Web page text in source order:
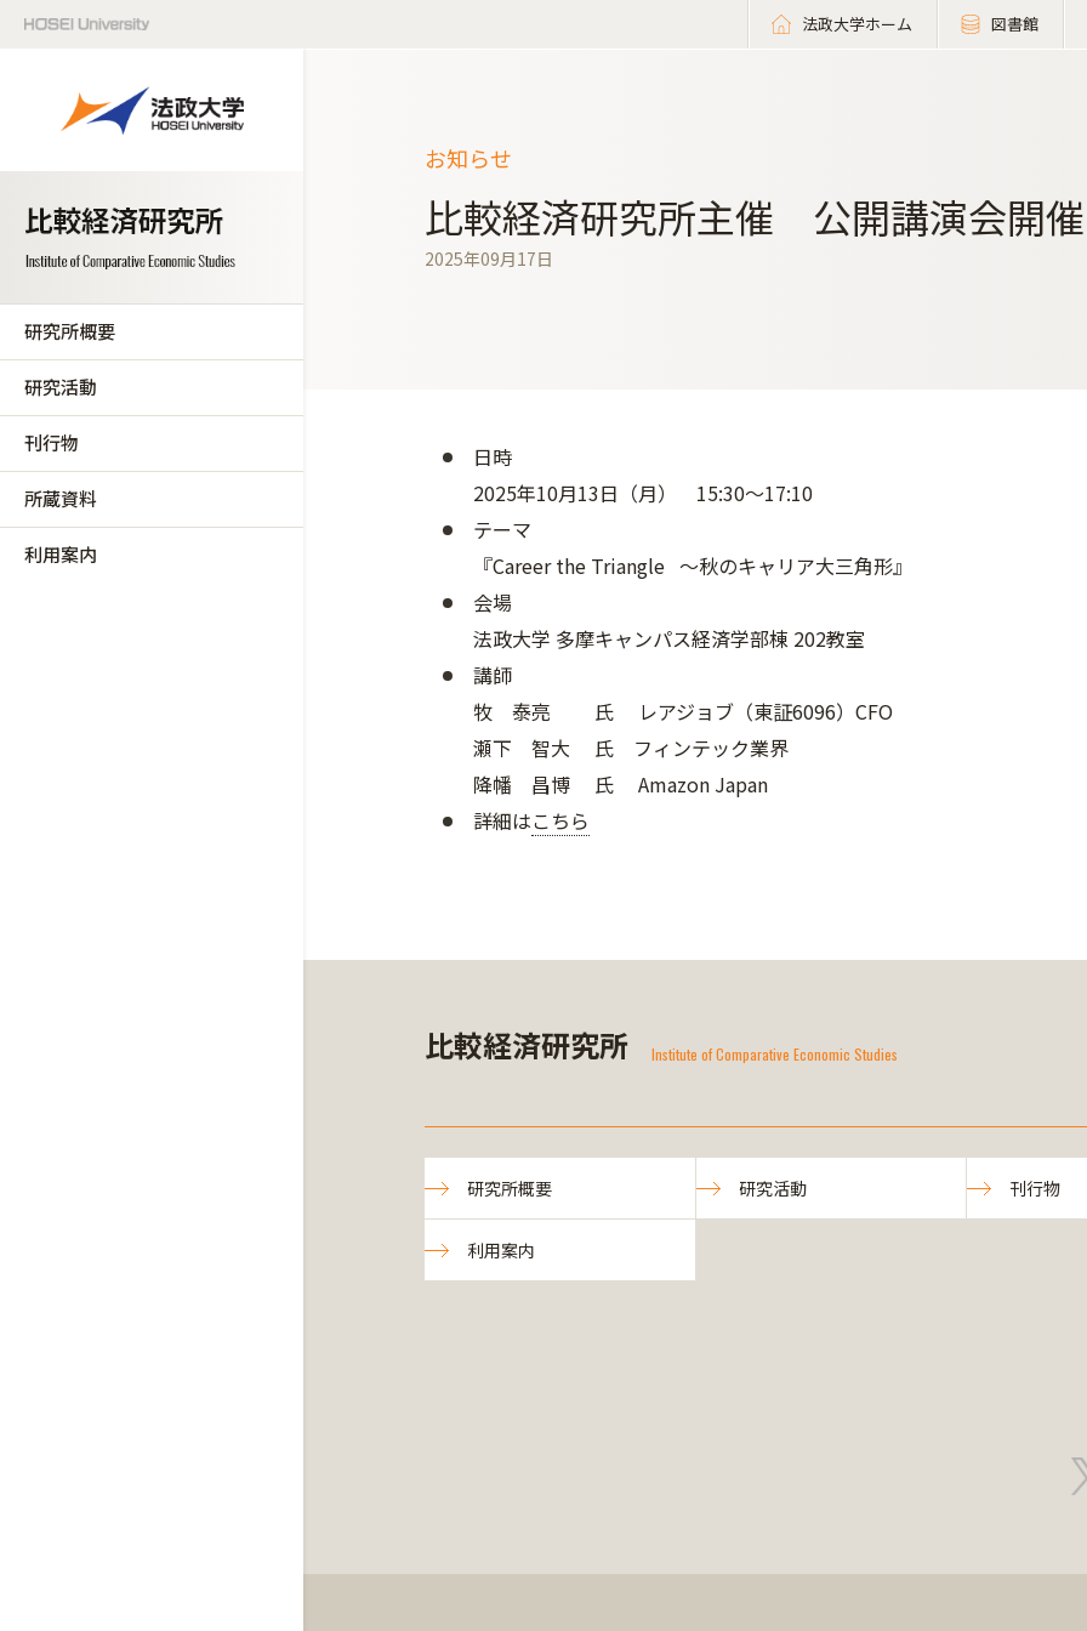
法政大学ホーム 図書館
研究所概要
研究活動
刊行物
所蔵資料
利用案内
お知らせ
比較経済研究所主催 公開講演会開
2025年09月17日
日時
2025年10月13日（月） 15:30～17:10
テーマ
『Career the Triangle ～秋のキャリア大三角形』
会場
法政大学 多摩キャンパス経済学部棟 202教室
講師
牧 泰亮 氏 レアジョブ（東証6096）CFO
瀬下 智大 氏 フィンテック業界
降幡 昌博 氏 Amazon Japan
詳細はこちら
比較経済研究所 Institute of Comparative Economic Studies
研究所概要 研究活動 刊行物
利用案内